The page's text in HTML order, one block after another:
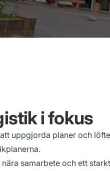
i fokus
uppgjorda planer och
samarbete och ett starkt